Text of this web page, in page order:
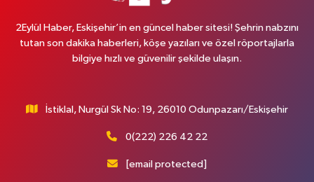
2Eylül Haber, Eskişehir’in en güncel haber sitesi! Şehrin nabzını
tutan son dakika haberleri, köşe yazıları ve özel röportajlarla
bilgiye hızlı ve güvenilir şekilde ulaşın.
İstiklal, Nurgül Sk No: 19, 26010 Odunpazarı/Eskişehir
0(222) 226 42 22
[email protected]